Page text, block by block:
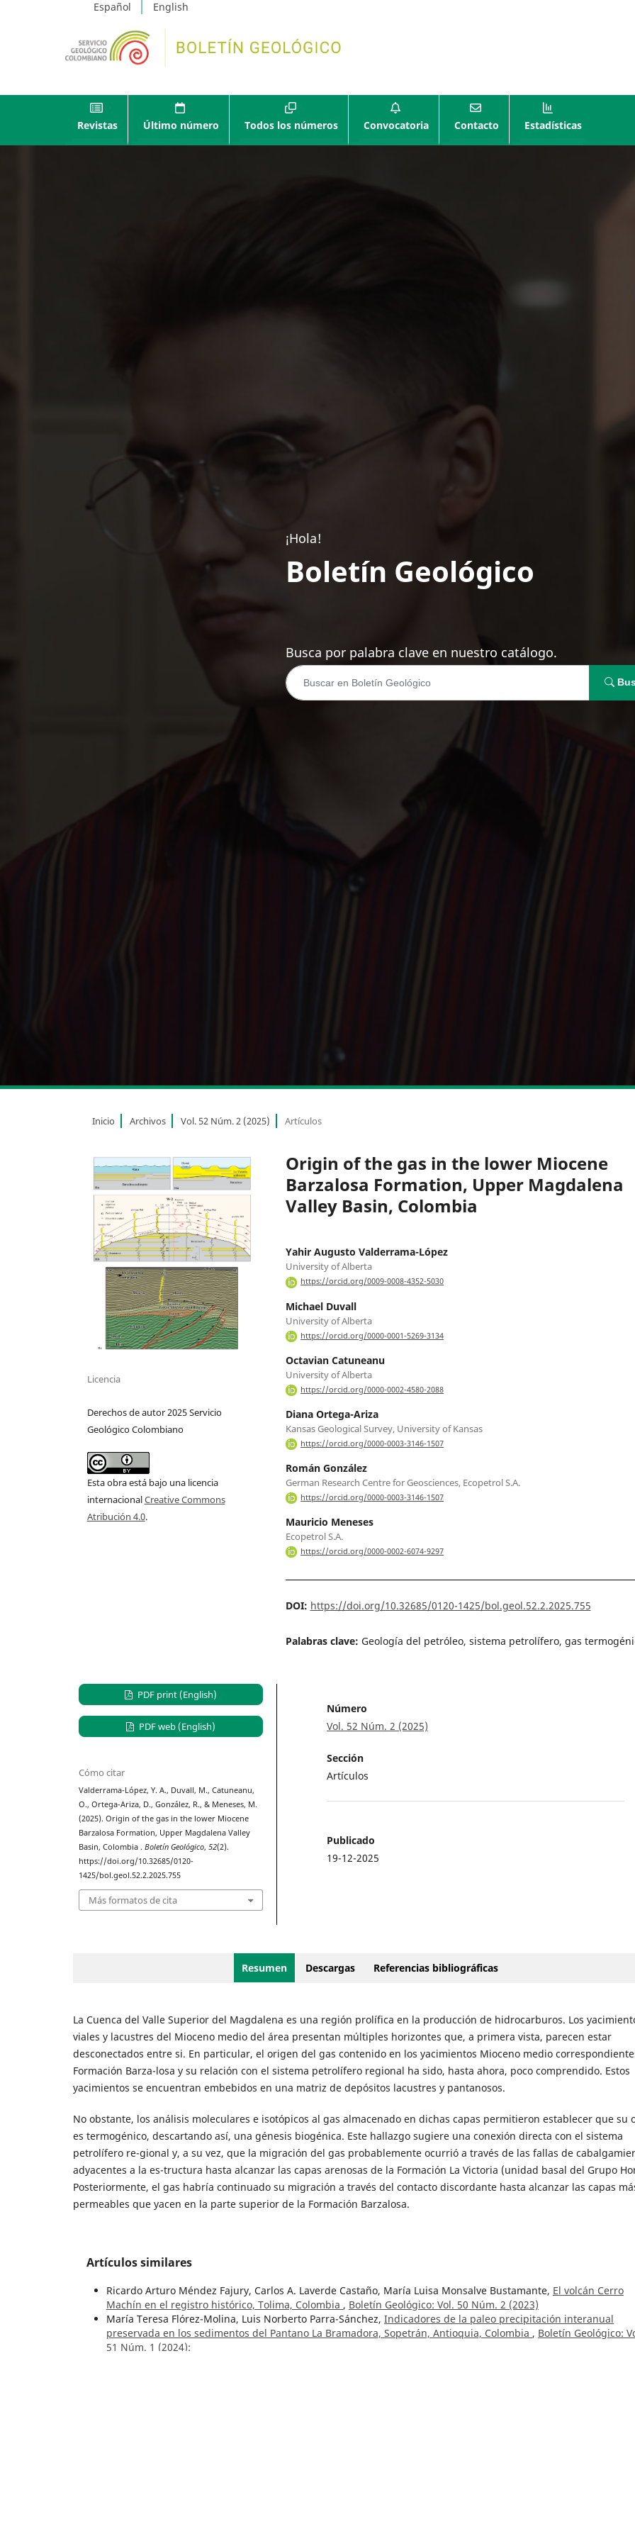
Español English
Revistas Último número Todos los números Convocatoria Contacto Estadísticas
¡Hola!
Boletín Geológico
Busca por palabra clave en nuestro catálogo.
Inicio Archivos Vol. 52 Núm. 2 (2025) Artículos
Origin of the gas in the lower Miocene
Barzalosa Formation, Upper Magdalena
Valley Basin, Colombia
Yahir Augusto Valderrama-López
University of Alberta
https://orcid.org/0009-0008-4352-5030
Michael Duvall
University of Alberta
https://orcid.org/0000-0001-5269-3134
Octavian Catuneanu
University of Alberta
https://orcid.org/0000-0002-4580-2088
Diana Ortega-Ariza
Kansas Geological Survey, University of Kansas
https://orcid.org/0000-0003-3146-1507
Román González
German Research Centre for Geosciences, Ecopetrol S.A.
https://orcid.org/0000-0003-3146-1507
Mauricio Meneses
Ecopetrol S.A.
https://orcid.org/0000-0002-6074-9297
DOI: https://doi.org/10.32685/0120-1425/bol.geol.52.2.2025.755
Palabras clave: Geología del petróleo, sistema petrolífero, gas
Licencia
Derechos de autor 2025 Servicio
Geológico Colombiano
Esta obra está bajo una licencia
internacionalCreative Commons
Atribución 4.0.
PDF print (English)
PDF web (English)
Cómo citar
Valderrama-López, Y. A., Duvall, M., Catuneanu,
O., Ortega-Ariza, D., González, R., & Meneses, M.
(2025). Origin of the gas in the lower Miocene
Barzalosa Formation, Upper Magdalena Valley
Basin, Colombia .Boletín Geológico,52(2).
https://doi.org/10.32685/0120-
1425/bol.geol.52.2.2025.755
Más formatos de cita
Número
Vol. 52 Núm. 2 (2025)
Sección
Artículos
Publicado
19-12-2025
Resumen Descargas Referencias bibliográficas
La Cuenca del Valle Superior del Magdalena es una región prolífica en la producción de hidrocarburos. Los
viales y lacustres del Mioceno medio del área presentan múltiples horizontes que, a primera vista, parecen estar
desconectados entre si. En particular, el origen del gas contenido en los yacimientos Mioceno medio
Formación Barza-losa y su relación con el sistema petrolífero regional ha sido, hasta ahora, poco comprendido. Estos
yacimientos se encuentran embebidos en una matriz de depósitos lacustres y pantanosos.
No obstante, los análisis moleculares e isotópicos al gas almacenado en dichas capas permitieron establecer que su
es termogénico, descartando así, una génesis biogénica. Este hallazgo sugiere una conexión directa con el sistema
petrolífero re-gional y, a su vez, que la migración del gas probablemente ocurrió a través de las fallas de
adyacentes a la es-tructura hasta alcanzar las capas arenosas de la Formación La Victoria (unidad basal del Grupo
Posteriormente, el gas habría continuado su migración a través del contacto discordante hasta alcanzar las capas
permeables que yacen en la parte superior de la Formación Barzalosa.
Artículos similares
Ricardo Arturo Méndez Fajury, Carlos A. Laverde Castaño, María Luisa Monsalve Bustamante, El volcán Cerro
Machín en el registro histórico, Tolima, Colombia , Boletín Geológico: Vol. 50 Núm. 2 (2023)
María Teresa Flórez-Molina, Luis Norberto Parra-Sánchez, Indicadores de la paleo precipitación interanual
preservada en los sedimentos del Pantano La Bramadora, Sopetrán, Antioquia, Colombia , Boletín Geológico:
51 Núm. 1 (2024):